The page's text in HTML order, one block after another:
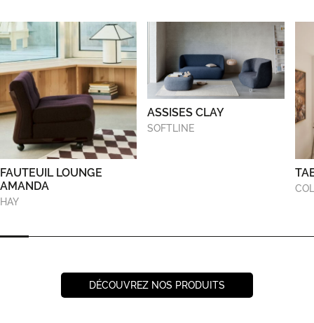
FAUTEUIL LOUNGE
AMANDA
HAY
ASSISES CLAY
SOFTLINE
DÉCOUVREZ NOS PRODUITS